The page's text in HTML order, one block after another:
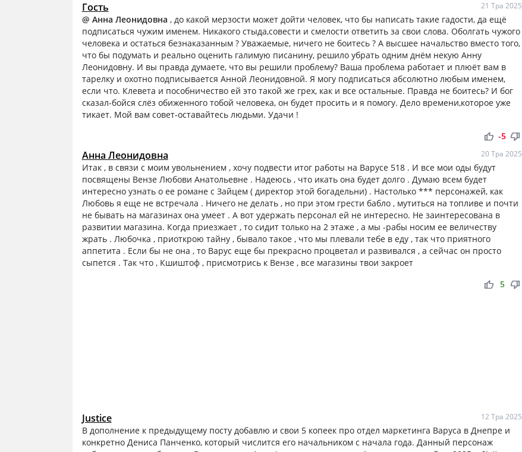
Гость 21 Тра 2025
@ Анна Леонидовна , до какой мерзости может дойти человек, что бы написать такие гадости, да ещё
подписаться чужим именем. Никакого стыда,совести и смелости ответить за свои слова. Оболгать чужого
человека и остаться безнаказанным ? Уважаемые, ничего не боитесь ? А высшее начальство вместо того,
что бы подумать и реально оценить галимую писанину, решило убрать одним днём некую Анну
Леонидовну. И вы правда думаете, что вы решили проблему? Ваша проблема работает и плюёт вам в
тарелку и охотно подписывается Анной Леонидовной. Я могу подписаться абсолютно любым именем,
если что. Клевета и пособничество ей это такой же грех, как и все остальные. Правда не боитесь? И бог
сказал-бойся слёз обиженного тобой человека, он будет просить и я помогу. Дело времени,которое уже
тикает. Мой вам совет-оставайтесь людьми. Удачи !
thumb_up thumb_down
-5
Анна Леонидовна 20 Тра 2025
Итак , в связи с моим увольнением , хочу подвести итог работы на Варусе 518 . И все мои оды будут
посвящены Вензе Любови Анатольевне . Надеюсь , что икать она будет долго . Думаю всем будет
интересно узнать о ее романе с Зайцем ( директор этой богадельни) . Настолько *** персонажей, как
Любовь я еще не встречала . Ничего не делать , но при этом грести бабло , мутиться на топливе и почти
не бывать на магазинах она умеет . А вот удержать персонал ей не интересно. Не заинтересована в
развитии магазина. Когда приезжает , то сидит только на 2 этаже , а мы -рабы носим ее величеству
жрать . Любочка , приоткрою тайну , бывало такое , что мы плевали тебе в еду , так что приятного
аппетита . Если бы не она , то Варус еще бы прекрасно процветал и развивался , а сейчас он просто
сыпется . Так что , Кшиштоф , присмотрись к Вензе , все магазины твои закроет
thumb_up thumb_down
5
Justice 12 Тра 2025
В дополнение к предыдущему посту добавлю и свои 5 копеек про отдел маркетинга Варуса в Днепре и
конкретно Дениса Панченко, который числится его начальником с начала года. Данный персонаж